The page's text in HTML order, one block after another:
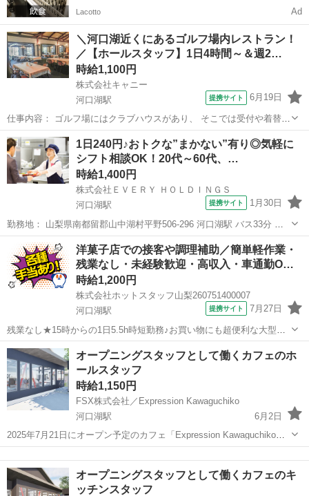
Lacotto Ad
＼河口湖近くにあるゴルフ場内レストラン！
／【ホールスタッフ】1日4時間～＆週2…
時給1,100円
株式会社キャニー
河口湖駅
提携サイト 6月19日
仕事内容： ゴルフ場にはクラブハウスがあり、 そこでは受付や着替え
をする場所、 そして食事をするレストランがあります。 今回はそのレ
ストランにて ホール・接客業務をしていただく方を募集します。 【具
体的には...】 ・客席...
山梨 河口湖駅 レストラン
1日240円♪おトクな”まかない”有り◎気軽に
シフト相談OK！20代～60代、…
時給1,400円
株式会社ＥＶＥＲＹ ＨＯＬＤＩＮＧＳ
河口湖駅
提携サイト 1月30日
勤務地： 山梨県南都留郡山中湖村平野506-296 河口湖駅 バス33分 週
勤務日時： 週5日 06:00〜15:00／07:00〜16:00／08:00〜17:00／
09:00〜18:00／10:00〜19:00 雇...
山梨 河口湖駅 キッチン
洋菓子店での接客や調理補助／簡単軽作業・
残業なし・未経験歓迎・高収入・車通勤O…
時給1,200円
株式会社ホットスタッフ山梨260751400007
河口湖駅
提携サイト 7月27日
残業なし★15時からの1日5.5h時短勤務♪お買い物にも超便利な大型モ
ール内の可愛い洋菓子店スタッフ 《 接客やかんたんな調理補助 》
＼1日5.5hの時短勤務×残業なし！／ 未経験から高時給1,200円の好待
遇...
山梨 南都留郡 河口湖駅 飲食
オープニングスタッフとして働くカフェのホ
ールスタッフ
時給1,150円
FSX株式会社／Expression Kawaguchiko
河口湖駅
6月2日
2025年7月21日にオープン予定のカフェ「Expression Kawaguchiko」
でオープニングスタッフを募集。ホールをお任せします。 お客様の来
店から退店までの一連の業務をお任せします。 ★7月1日から就業開
始...
オープニングスタッフとして働くカフェのキ
ッチンスタッフ